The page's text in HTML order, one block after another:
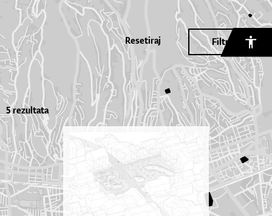
Filtriraj
Resetiraj
5 rezultata